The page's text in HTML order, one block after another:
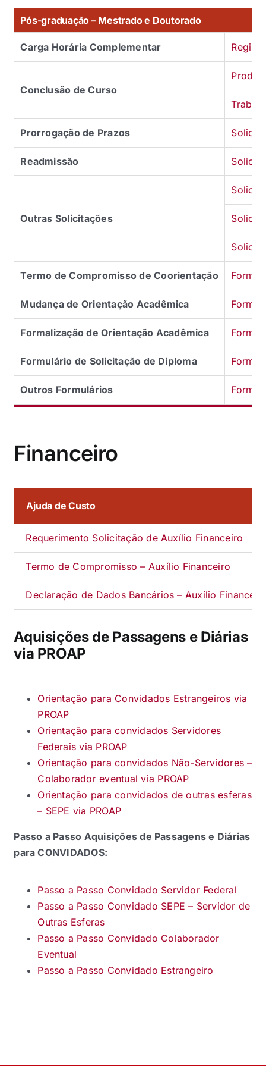
Pós-graduação – Mestrado e Doutorado
Carga Horária Complementar
Conclusão de Curso
Prorrogação de Prazos
Readmissão
Outras Solicitações
Termo de Compromisso de Coorientação
Mudança de Orientação Acadêmica
Formalização de Orientação Acadêmica
Formulário de Solicitação de Diploma
Outros Formulários
Financeiro
Ajuda de Custo
Requerimento Solicitação de Auxílio Financeiro
Termo de Compromisso – Auxílio Financeiro
Declaração de Dados Bancários – Auxílio
Aquisições de Passagens e Diárias
via PROAP
Orientação para Convidados Estrangeiros via
PROAP
Orientação para convidados Servidores
Federais via PROAP
Orientação para convidados Não-Servidores –
Colaborador eventual via PROAP
Orientação para convidados de outras esferas
– SEPE via PROAP
Passo a Passo Aquisições de Passagens e Diárias
para CONVIDADOS:
Passo a Passo Convidado Servidor Federal
Passo a Passo Convidado SEPE – Servidor de
Outras Esferas
Passo a Passo Convidado Colaborador
Eventual
Passo a Passo Convidado Estrangeiro